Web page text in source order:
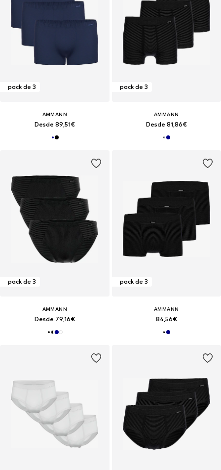
pack de 3
AMMANN
Desde 89,51€
pack de 3
AMMANN
Desde 81,86€
pack de 3
AMMANN
Desde 79,16€
pack de 3
AMMANN
84,56€